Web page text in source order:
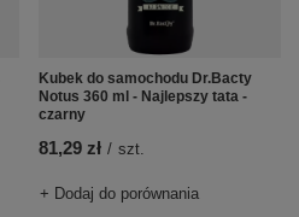
Kubek do samochodu Dr.Bacty
Notus 360 ml - Najlepszy tata -
czarny
81,29 zł / szt.
+ Dodaj do porównania